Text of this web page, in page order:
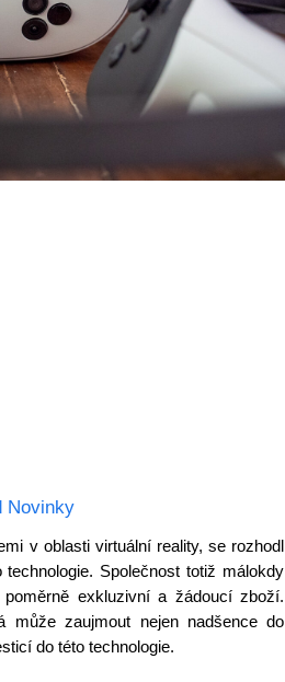
Novinky
v oblasti virtuální reality, se rozhodl
Společnost totiž málokdy
exkluzivní a žádoucí zboží.
může zaujmout nejen nadšence do
do této technologie.